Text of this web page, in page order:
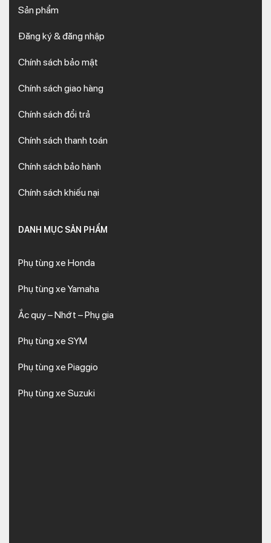
Sản phẩm
Đăng ký & đăng nhập
Chính sách bảo mật
Chính sách giao hàng
Chính sách đổi trả
Chính sách thanh toán
Chính sách bảo hành
Chính sách khiếu nại
DANH MỤC SẢN PHẨM
Phụ tùng xe Honda
Phụ tùng xe Yamaha
Ắc quy – Nhớt – Phụ gia
Phụ tùng xe SYM
Phụ tùng xe Piaggio
Phụ tùng xe Suzuki